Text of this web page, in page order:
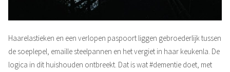
Haarelastieken en een verlopen paspoort liggen gebroederlijk tussen
de soeplepel, emaille steelpannen en het vergiet in haar keukenla. De
logica in dit huishouden ontbreekt. Dat is wat #dementie doet, met